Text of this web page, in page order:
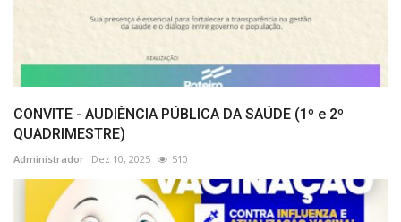
CONVITE - AUDIÊNCIA PÚBLICA DA SAÚDE (1º e 2º
QUADRIMESTRE)
Administrador Dez 10, 2025 510